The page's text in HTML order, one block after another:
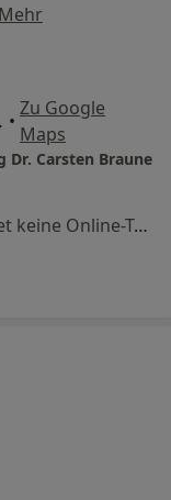
Mehr
•
Zu Google
Maps
Dr. Carsten Braune
Dieser Arzt bzw. diese Ärztin bietet keine Online-Terminbuchung an diesem Standort an.